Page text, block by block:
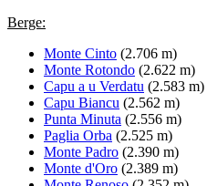
Berge:
Monte Cinto (2.706 m)
Monte Rotondo (2.622 m)
Capu a u Verdatu (2.583 m)
Capu Biancu (2.562 m)
Punta Minuta (2.556 m)
Paglia Orba (2.525 m)
Monte Padro (2.390 m)
Monte d'Oro (2.389 m)